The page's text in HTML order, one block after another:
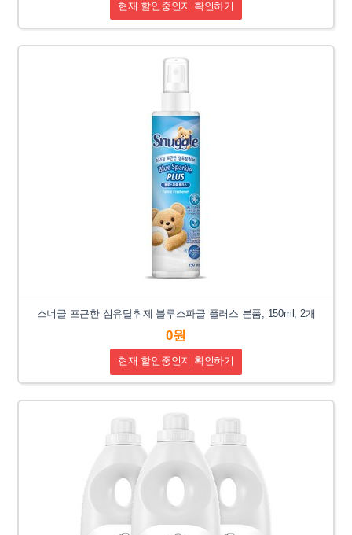
현재 할인중인지 확인하기
스너글 포근한 섬유탈취제 블루스파클 플러스 본품, 150ml, 2개
0원
현재 할인중인지 확인하기